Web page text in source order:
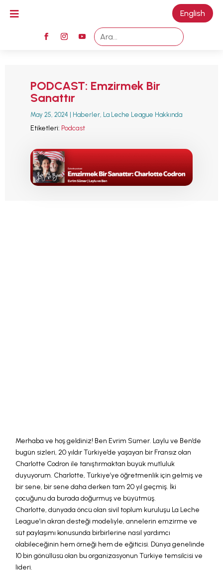
 English
M
PODCAST: Emzirmek Bir
Sanattır
May 25, 2024 Haberler, La Leche League Hakkında
Etiketleri: Podcast
Merhaba ve hoş geldiniz! Ben Evrim Sümer. Laylu ve Ben’de
bugün sizleri, 20 yıldır Türkiye’de yaşayan bir Fransız olan
Charlotte Codron ile tanıştırmaktan büyük mutluluk
duyuyorum. Charlotte, Türkiye’ye öğretmenlik için gelmiş ve
bir sene, bir sene daha derken tam 20 yıl geçmiş. İki
çocuğunu da burada doğurmuş ve büyütmüş.
Charlotte, dünyada öncü olan sivil toplum kuruluşu La Leche
League’in akran desteği modeliyle, annelerin emzirme ve
süt paylaşımı konusunda birbirlerine nasıl yardımcı
olabileceğinin hem örneği hem de eğiticisi. Dünya genelinde
10 bin gönüllüsü olan bu organizasyonun Türkiye temsilcisi ve
lideri.